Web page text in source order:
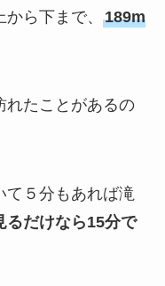
ら下まで、 189m
れたことがあるの
て５分もあれば滝
るだけなら15分で